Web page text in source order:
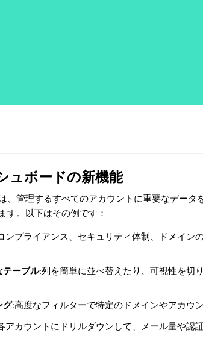
ュボードの新機能
、管理するすべてのアカウントに重要なデータ
す。以下はその例です：
ンプライアンス、セキュリティ体制、ドメイン
テーブル:列を簡単に並べ替えたり、可視性を切
グ:高度なフィルターで特定のドメインやアカウ
アカウントにドリルダウンして、メール量や認